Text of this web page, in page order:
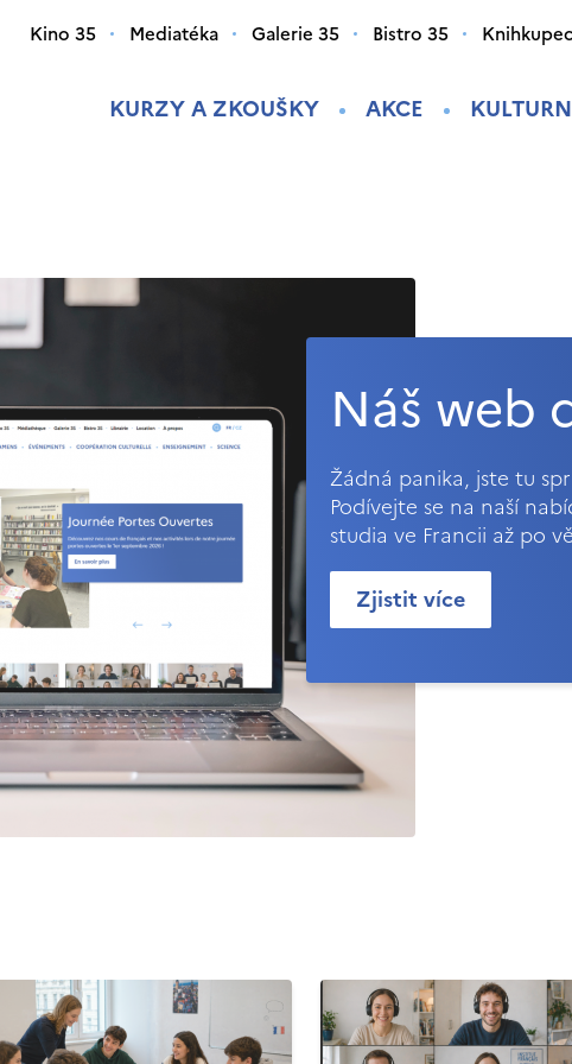
KURZY A ZKOUŠKY AKCE
Kino 35 Mediatéka Galerie 35 Bistro 35
Náš web
Žádná panika, jste tu
Podívejte se na naší
studia ve Francii až po
Zjistit více